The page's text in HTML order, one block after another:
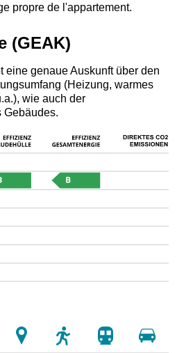
propre de l'appartement.
(GEAK)
eine genaue Auskunft über den
(Heizung, warmes
wie auch der
Gebäudes.